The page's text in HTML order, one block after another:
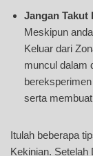
Jangan Takut
Meskipun
Keluar dari
muncul dalam
serta
Itulah beberapa
Kekinian. Setelah